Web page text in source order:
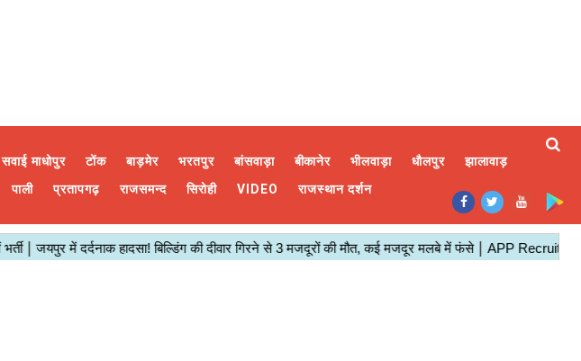
सवाई माधोपुर टोंक बाड़मेर भरतपुर बांसवाड़ा बीकानेर भीलवाड़ा धौलपुर
झालावाड़
पाली प्रतापगढ़ राजसमन्द सिरोही VIDEO राजस्थान दर्शन